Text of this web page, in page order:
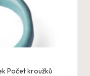
Počet kroužků